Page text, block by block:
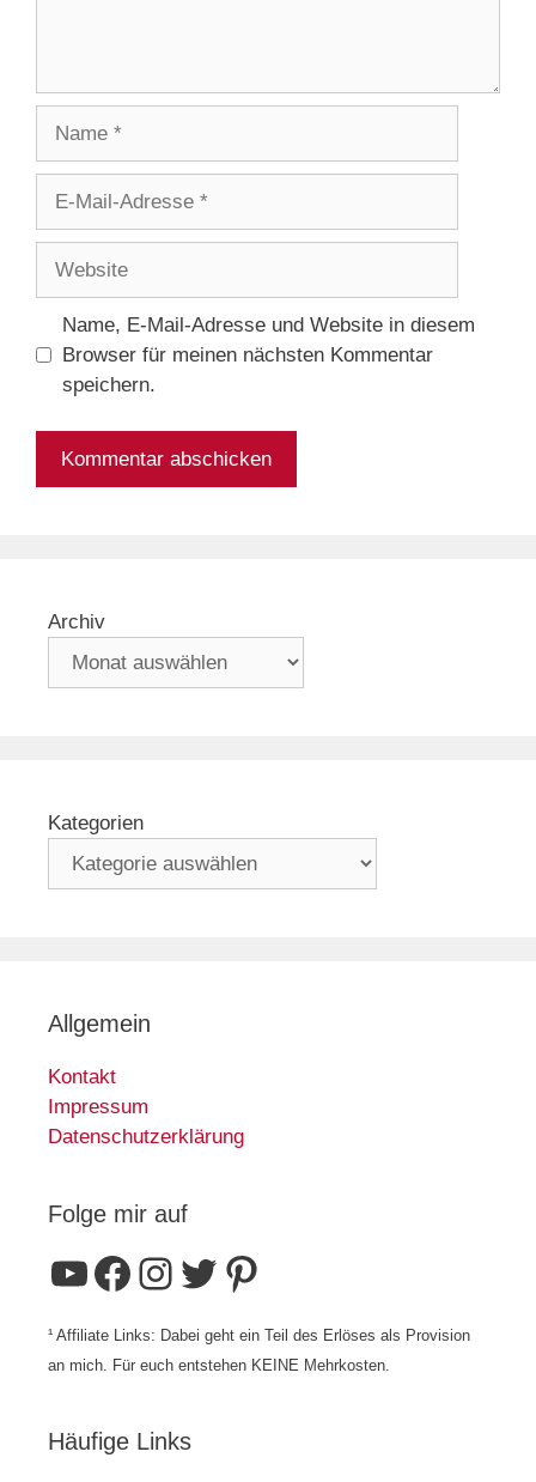
Adresse
Name, E-Mail-Adresse und Website in diesem
Browser für meinen nächsten Kommentar
speichern.
Archiv
Kategorien
Allgemein
Kontakt
Impressum
Datenschutzerklärung
Folge mir auf
YouTube
Facebook
Instagram
Twitter
Pinterest
¹ Affiliate Links: Dabei geht ein Teil des Erlöses als Provision
an mich. Für euch entstehen KEINE Mehrkosten.
Häufige Links